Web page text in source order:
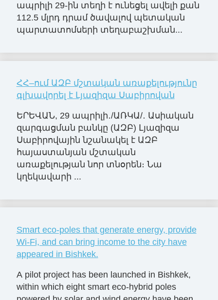
ապրիլի 29-ին տեղի է ունեցել ավելի քան
112.5 մլրդ դրամ ծավալով պետական
պարտատոմսերի տեղաբաշխման...
ՀՀ–ում ԱԶԲ մշտական առաքելությունը
գլխավորել է Լյազիզա Սաբիրովան
ԵՐԵՎԱՆ, 29 ապրիլի․/ԱՌԿԱ/․ Ասիական
զարգացման բանկը (ԱԶԲ) Լյազիզա
Սաբիրովային նշանակել է ԱԶԲ
հայաստանյան մշտական
առաքելության նոր տնօրեն։ Նա
կղեկավարի ...
Smart eco-poles that generate energy, provide
Wi-Fi, and can bring income to the city have
appeared in Bishkek.
A pilot project has been launched in Bishkek,
within which eight smart eco-hybrid poles